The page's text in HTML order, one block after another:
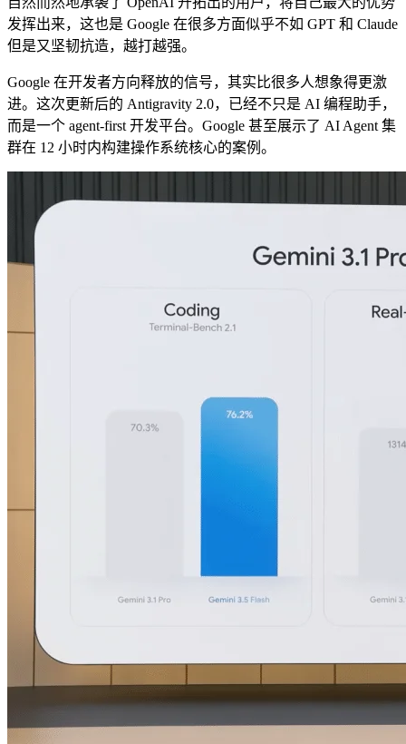
发挥出来，这也是 Google 在很多方面似乎不如 GPT 和 Claude
但是又坚韧抗造，越打越强。
Google 在开发者方向释放的信号，其实比很多人想象得更激
进。这次更新后的 Antigravity 2.0，已经不只是 AI 编程助手，
而是一个 agent-first 开发平台。Google 甚至展示了 AI Agent 集
群在 12 小时内构建操作系统核心的案例。